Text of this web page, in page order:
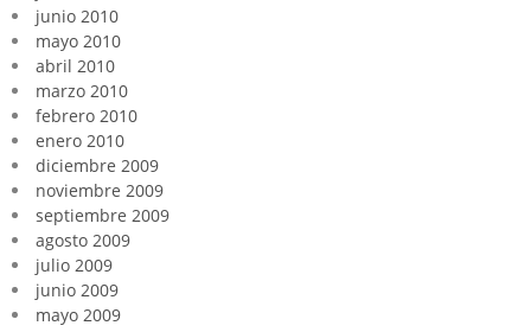
junio 2010
mayo 2010
abril 2010
marzo 2010
febrero 2010
enero 2010
diciembre 2009
noviembre 2009
septiembre 2009
agosto 2009
julio 2009
junio 2009
mayo 2009